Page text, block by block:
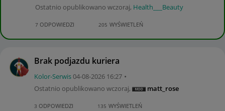
Ostatnio opublikowano wczoraj, Health___Beauty
7 ODPOWIEDZI 205 WYŚWIETLEŃ
Brak podjazdu kuriera
Kolor-Serwis‎04-08-2026 16:27
Ostatnio opublikowano wczoraj, matt_rose
3 ODPOWIEDZI 135 WYŚWIETLEŃ